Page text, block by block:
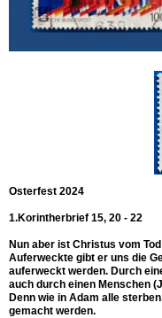
Osterfest 2024
1.Korintherbrief 15, 20 - 22
Nun aber ist Christus vom
Auferweckte gibt er uns die
auferweckt werden. Durch
auch durch einen Menschen
Denn wie in Adam alle
gemacht werden.